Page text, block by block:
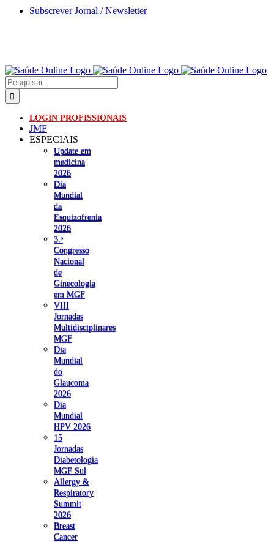
Skip
Subscrever Jornal / Newsletter
Pesquisar
LOGIN PROFISSIONAIS
JMF
ESPECIAIS
Update em
medicina
2026
Dia
Mundial
da
Esquizofrenia
2026
3.ᵒ
Congresso
Nacional
de
Ginecologia
em MGF
VIII
Jornadas
Multidisciplinares
MGF
Dia
Mundial
do
Glaucoma
2026
Dia
Mundial
HPV 2026
15
Jornadas
Diabetologia
MGF Sul
Allergy &
Respiratory
Summit
2026
Breast
Cancer